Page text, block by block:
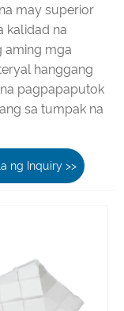
may superior
kalidad na
aming mga
hanggang
pagpapaputok
sa tumpak na
ng Inquiry >>